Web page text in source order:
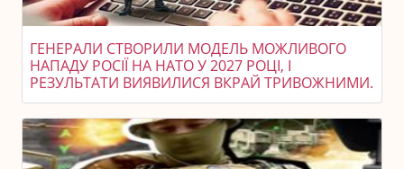
ГЕНЕРАЛИ СТВОРИЛИ МОДЕЛЬ МОЖЛИВОГО
НАПАДУ РОСІЇ НА НАТО У 2027 РОЦІ, І
РЕЗУЛЬТАТИ ВИЯВИЛИСЯ ВКРАЙ ТРИВОЖНИМИ.